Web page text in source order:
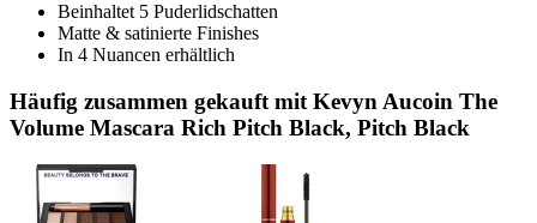
Beinhaltet 5 Puderlidschatten
Matte & satinierte Finishes
In 4 Nuancen erhältlich
Häufig zusammen gekauft mit Kevyn Aucoin The
Volume Mascara Rich Pitch Black, Pitch Black